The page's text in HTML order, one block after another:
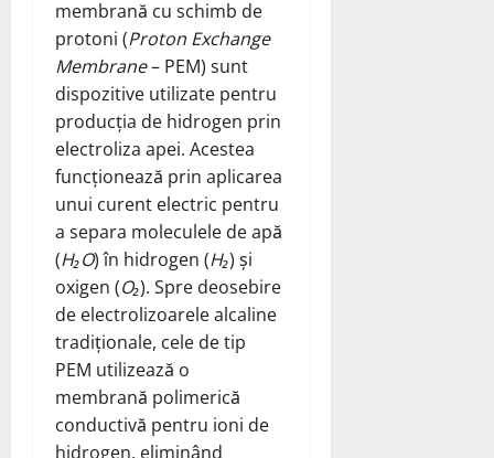
membrană cu schimb de
protoni (Proton Exchange
Membrane– PEM) sunt
dispozitive utilizate pentru
producția de hidrogen prin
electroliza apei. Acestea
funcționează prin aplicarea
unui curent electric pentru
a separa moleculele de apă
(H₂O) în hidrogen (H₂) și
oxigen (O₂). Spre deosebire
de electrolizoarele alcaline
tradiționale, cele de tip
PEM utilizează o
membrană polimerică
conductivă pentru ioni de
hidrogen, eliminând